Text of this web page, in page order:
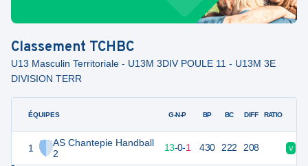
Classement TCHBC
U13 Masculin Territoriale - U13M 3DIV POULE 11 - U13M 3E
DIVISION TERR
ÉQUIPES
1
AS Chantepie Handball
2
G-N-P BP BC DIFF RATIO
40 14 13-0-1 430 222 208 V